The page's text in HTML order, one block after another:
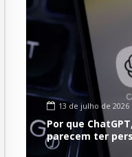
13 de julho de 2026
Por que
parecem ter